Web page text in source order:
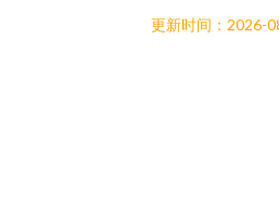
更新时间：2026-